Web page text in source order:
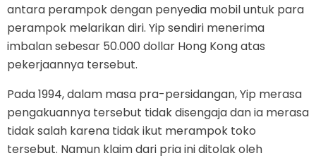
antara perampok dengan penyedia mobil untuk para
perampok melarikan diri. Yip sendiri menerima
imbalan sebesar 50.000 dollar Hong Kong atas
pekerjaannya tersebut.
Pada 1994, dalam masa pra-persidangan, Yip merasa
pengakuannya tersebut tidak disengaja dan ia merasa
tidak salah karena tidak ikut merampok toko
tersebut. Namun klaim dari pria ini ditolak oleh